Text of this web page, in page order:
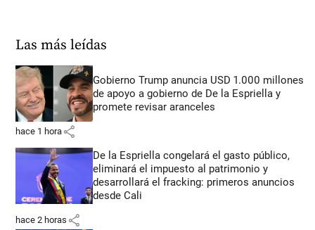
Las más leídas
Gobierno Trump anuncia USD 1.000 millones
de apoyo a gobierno de De la Espriella y
promete revisar aranceles
hace 1 hora share
De la Espriella congelará el gasto público,
eliminará el impuesto al patrimonio y
desarrollará el fracking: primeros anuncios
desde Cali
hace 2 horas share